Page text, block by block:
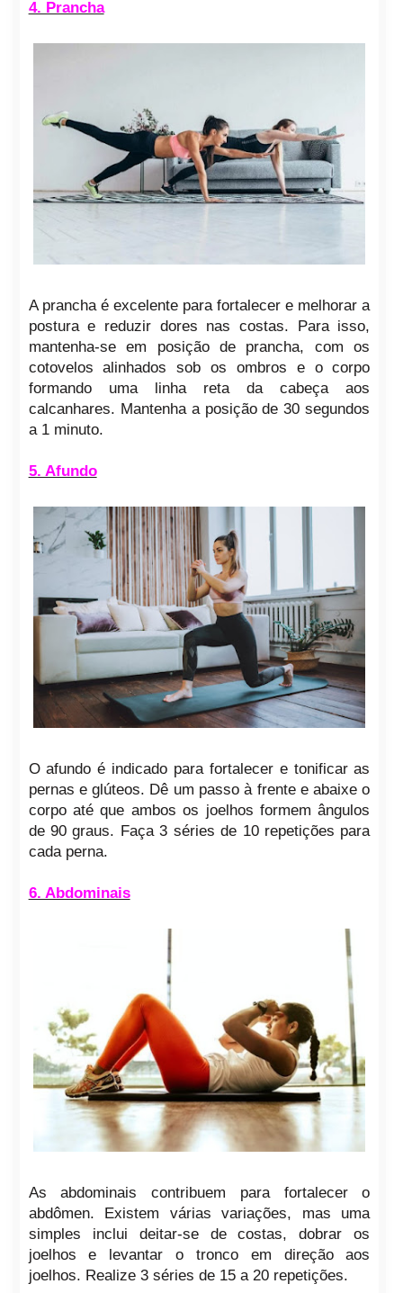
4. Prancha
A prancha é excelente para fortalecer e melhorar a
postura e reduzir dores nas costas. Para isso,
mantenha-se em posição de prancha, com os
cotovelos alinhados sob os ombros e o corpo
formando uma linha reta da cabeça aos
calcanhares. Mantenha a posição de 30 segundos
a 1 minuto.
5. Afundo
O afundo é indicado para fortalecer e tonificar as
pernas e glúteos. Dê um passo à frente e abaixe o
corpo até que ambos os joelhos formem ângulos
de 90 graus. Faça 3 séries de 10 repetições para
cada perna.
6. Abdominais
As abdominais contribuem para fortalecer o
abdômen. Existem várias variações, mas uma
simples inclui deitar-se de costas, dobrar os
joelhos e levantar o tronco em direção aos
joelhos. Realize 3 séries de 15 a 20 repetições.